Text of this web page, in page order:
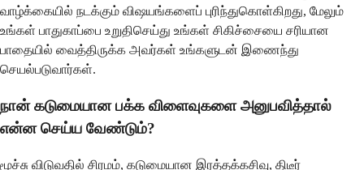
வாழ்க்கையில் நடக்கும் விஷயங்களைப் புரிந்துகொள்கிறது, மேலும்
உங்கள் பாதுகாப்பை உறுதிசெய்து உங்கள் சிகிச்சையை சரியான
பாதையில் வைத்திருக்க அவர்கள் உங்களுடன் இணைந்து
செயல்படுவார்கள்.
நான் கடுமையான பக்க விளைவுகளை அனுபவித்தால்
என்ன செய்ய வேண்டும்?
மூச்சு விடுவதில் சிரமம், கடுமையான இரத்தக்கசிவு, திடீர்